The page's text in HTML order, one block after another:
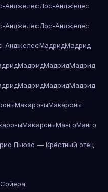
АнджелесЛос-Анджелес
АнджелесЛос-Анджелес
АнджелесМадридМадрид
МадридМадридМадрид
МадридМадридМадрид
МакароныМакароны
МакароныМангоМанго
Пьюзо — Крёстный отец